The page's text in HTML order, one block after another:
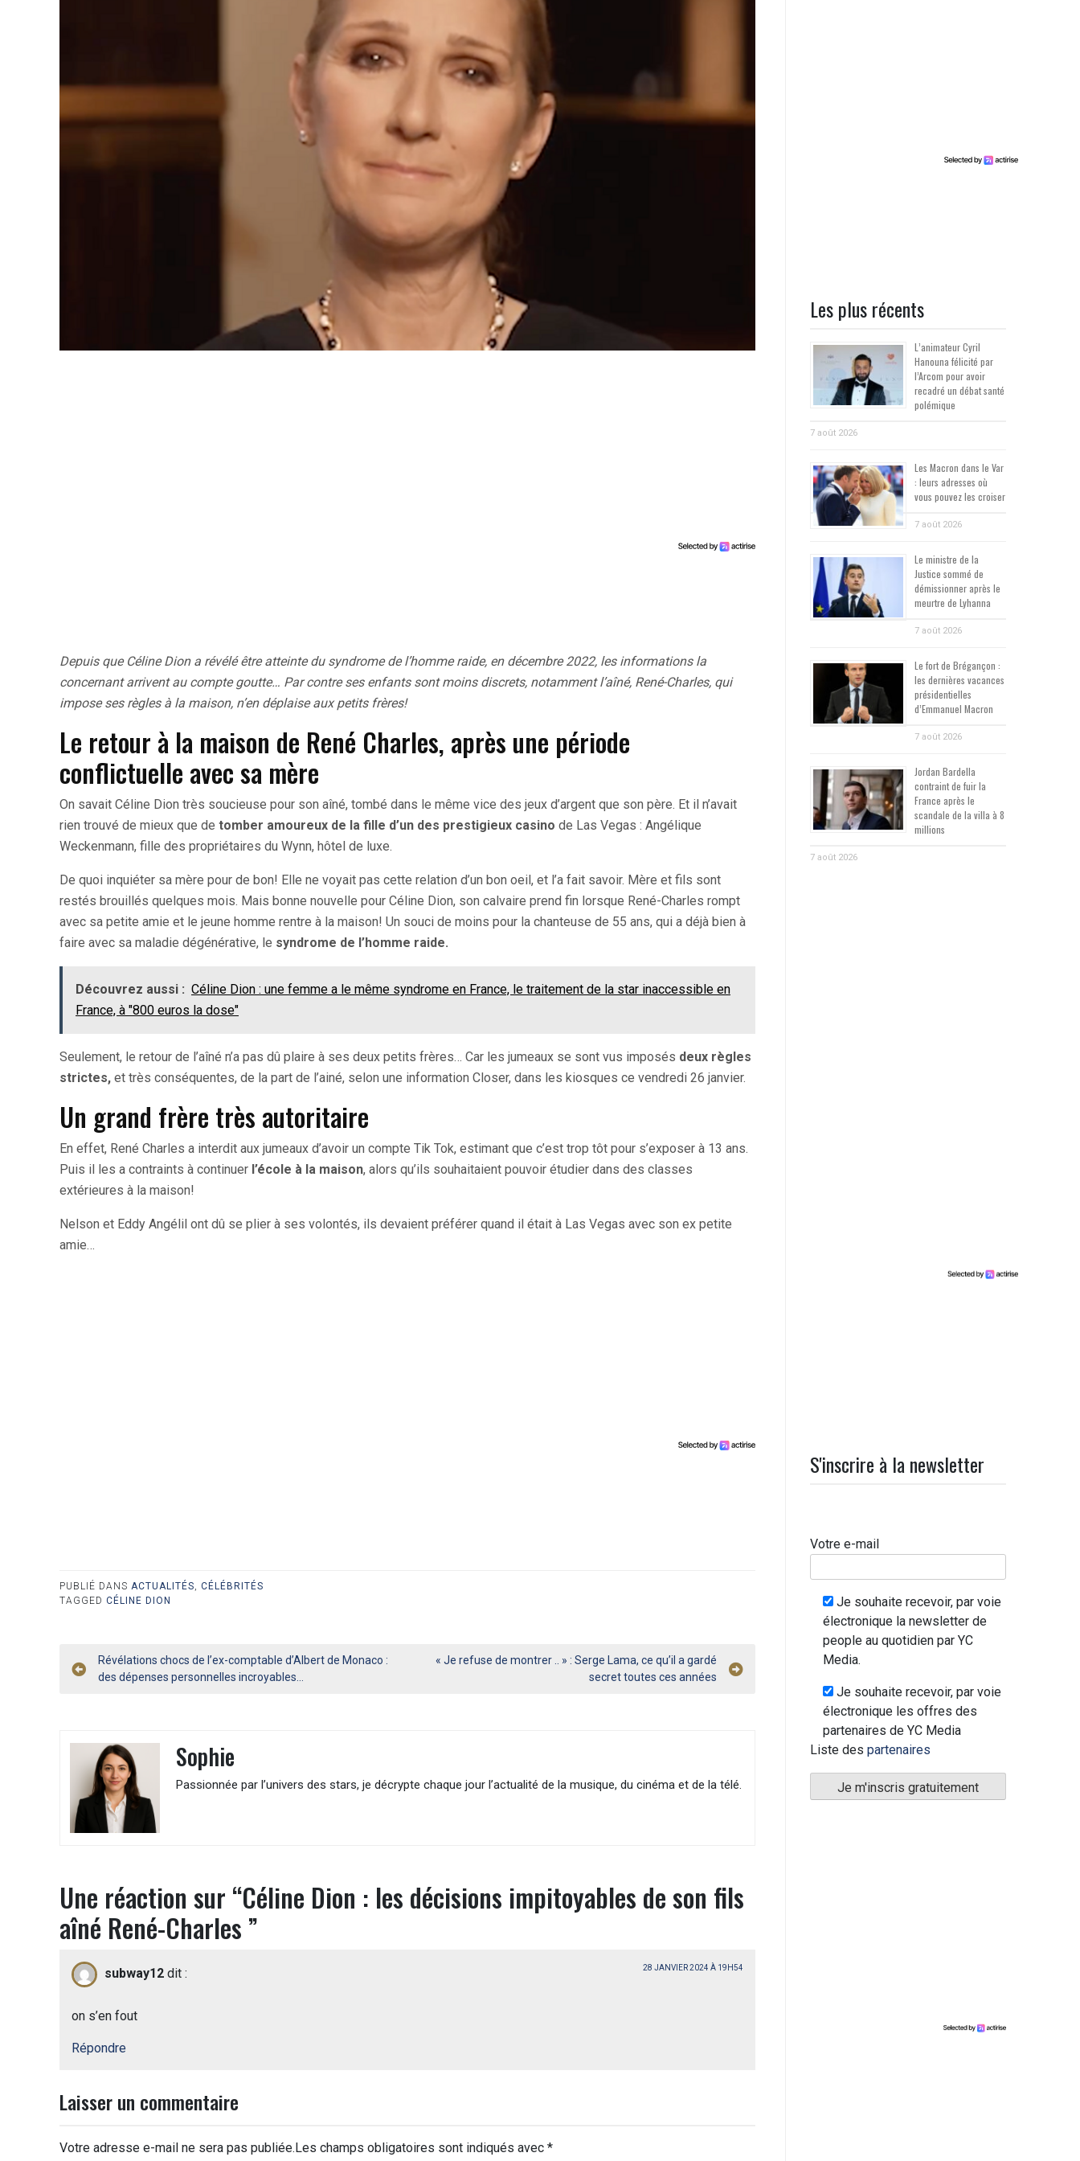
Depuis que Céline Dion a révélé être atteinte du syndrome de l’homme raide, en décembre 2022, les informations la
concernant arrivent au compte goutte… Par contre ses enfants sont moins discrets, notamment l’aîné, René-Charles, qui
impose ses règles à la maison, n’en déplaise aux petits frères!
Le retour à la maison de René Charles, après une période
conflictuelle avec sa mère
On savait Céline Dion très soucieuse pour son aîné, tombé dans le même vice des jeux d’argent que son père. Et il n’avait
rien trouvé de mieux que de tomber amoureux de la fille d’un des prestigieux casino de Las Vegas : Angélique
Weckenmann, fille des propriétaires du Wynn, hôtel de luxe.
De quoi inquiéter sa mère pour de bon! Elle ne voyait pas cette relation d’un bon oeil, et l’a fait savoir. Mère et fils sont
restés brouillés quelques mois. Mais bonne nouvelle pour Céline Dion, son calvaire prend fin lorsque René-Charles rompt
avec sa petite amie et le jeune homme rentre à la maison! Un souci de moins pour la chanteuse de 55 ans, qui a déjà bien à
faire avec sa maladie dégénérative, le syndrome de l’homme raide.
Découvrez aussi : Céline Dion : une femme a le même syndrome en France, le traitement de la star inaccessible en
France, à "800 euros la dose"
Seulement, le retour de l’aîné n’a pas dû plaire à ses deux petits frères… Car les jumeaux se sont vus imposés deux règles
strictes, et très conséquentes, de la part de l’ainé, selon une information Closer, dans les kiosques ce vendredi 26 janvier.
Un grand frère très autoritaire
En effet, René Charles a interdit aux jumeaux d’avoir un compte Tik Tok, estimant que c’est trop tôt pour s’exposer à 13 ans.
Puis il les a contraints à continuer l’école à la maison, alors qu’ils souhaitaient pouvoir étudier dans des classes
extérieures à la maison!
Nelson et Eddy Angélil ont dû se plier à ses volontés, ils devaient préférer quand il était à Las Vegas avec son ex petite
amie…
PUBLIÉ DANS ACTUALITÉS
CÉLÉBRITÉS
TAGGED CÉLINE DION
Navigation
Révélations chocs de l’ex-comptable d’Albert de Monaco :
des dépenses personnelles incroyables…
« Je refuse de montrer .. » : Serge Lama, ce qu’il a gardé
secret toutes ces années
Sophie
Passionnée par l’univers des stars, je décrypte chaque jour l’actualité de la musique, du cinéma et de la télé.
Une réaction sur “Céline Dion : les décisions impitoyables de son fils
aîné René-Charles ”
subway12 dit : 28 JANVIER 2024 À 19H54
on s’en fout
Répondre
Laisser un commentaire
Votre adresse e-mail ne sera pas publiée.Les champs obligatoires sont indiqués avec *
Les plus récents
L’animateur Cyril
Hanouna félicité par
l’Arcom pour avoir
recadré un débat santé
polémique
7 août 2026
Les Macron dans le Var
: leurs adresses où
vous pouvez les croiser
7 août 2026
Le ministre de la
Justice sommé de
démissionner après le
meurtre de Lyhanna
7 août 2026
Le fort de Brégançon :
les dernières vacances
présidentielles
d’Emmanuel Macron
7 août 2026
Jordan Bardella
contraint de fuir la
France après le
scandale de la villa à 8
millions
7 août 2026
S'inscrire à la newsletter
Votre e-mail
Je souhaite recevoir, par voie
électronique la newsletter de
people au quotidien par YC
Media.
Je souhaite recevoir, par voie
électronique les offres des
partenaires de YC Media
Liste des partenaires